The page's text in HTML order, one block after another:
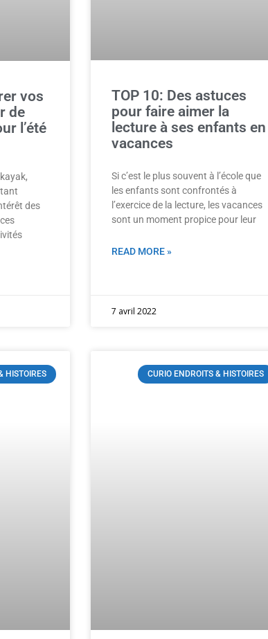
vos
de
l’été
des
TOP 10: Des astuces
pour faire aimer la
lecture à ses enfants en
vacances
Si c’est le plus souvent à l’école que
les enfants sont confrontés à
l’exercice de la lecture, les vacances
sont un moment propice pour leur
READ MORE »
7 avril 2022
HISTOIRES CURIO ENDROITS & HISTOIRES